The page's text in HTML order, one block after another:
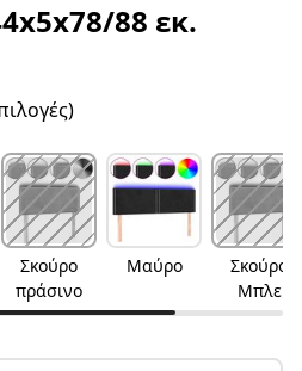
88 εκ.
Σκούρο
πράσινο
Μαύρο
Σκούρο
Μπλε